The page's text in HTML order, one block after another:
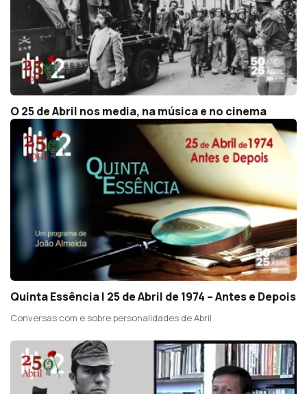
O 25 de Abril nos media, na música e no cinema
Quinta Essência | 25 de Abril de 1974 – Antes e Depois
Conversas com e sobre personalidades de Abril